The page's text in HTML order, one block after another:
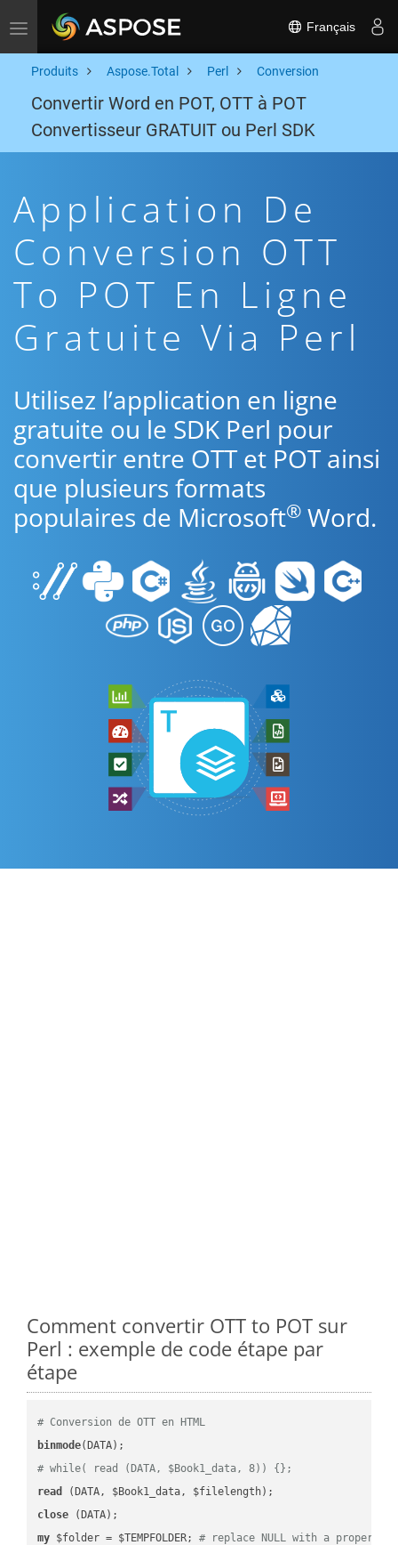
Toggle navigation Français
Produits Aspose.Total Perl Conversion
Convertir Word en POT, OTT à POT
Convertisseur GRATUIT ou Perl SDK
Application De
Conversion OTT
To POT En Ligne
Gratuite Via Perl
Utilisez l’application en ligne
gratuite ou le SDK Perl pour
convertir entre OTT et POT ainsi
que plusieurs formats
populaires de Microsoft® Word.
Comment convertir OTT to POT sur
Perl : exemple de code étape par
étape
# Conversion de OTT en HTML
binmode
# while( read (DATA, $Book1_data, 8)) {};
read
close
my $folder = $TEMPFOLDER; # replace NULL with a proper